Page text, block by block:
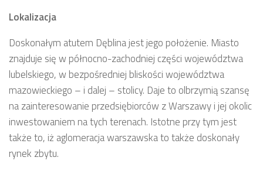
Lokalizacja
Doskonałym atutem Dęblina jest jego położenie. Miasto
znajduje się w północno-zachodniej części województwa
lubelskiego, w bezpośredniej bliskości województwa
mazowieckiego – i dalej – stolicy. Daje to olbrzymią szansę
na zainteresowanie przedsiębiorców z Warszawy i jej okolic
inwestowaniem na tych terenach. Istotne przy tym jest
także to, iż aglomeracja warszawska to także doskonały
rynek zbytu.